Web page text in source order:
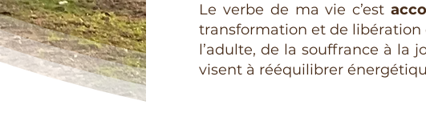
Le verbe de ma vie c’est
transformation et de libération
l’adulte, de la souffrance à la
visent à rééquilibrer